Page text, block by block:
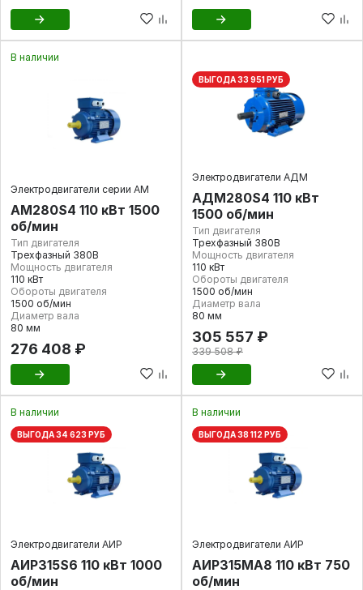
В наличии
Электродвигатели серии АМ
АМ280S4 110 кВт 1500
об/мин
Тип двигателя
Трехфазный 380В
Мощность двигателя
110 кВт
Обороты двигателя
1500 об/мин
Диаметр вала
80 мм
276 408 ₽
ВЫГОДА 33 951 РУБ
Электродвигатели АДМ
АДМ280S4 110 кВт
1500 об/мин
Тип двигателя
Трехфазный 380В
Мощность двигателя
110 кВт
Обороты двигателя
1500 об/мин
Диаметр вала
80 мм
305 557 ₽
339 508 ₽
В наличии
ВЫГОДА 34 623 РУБ
Электродвигатели АИР
АИР315S6 110 кВт 1000
об/мин
В наличии
ВЫГОДА 38 112 РУБ
Электродвигатели АИР
АИР315МА8 110 кВт 750
об/мин